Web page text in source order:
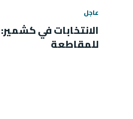
عاجل
الانتخابات في
للمقاطعة